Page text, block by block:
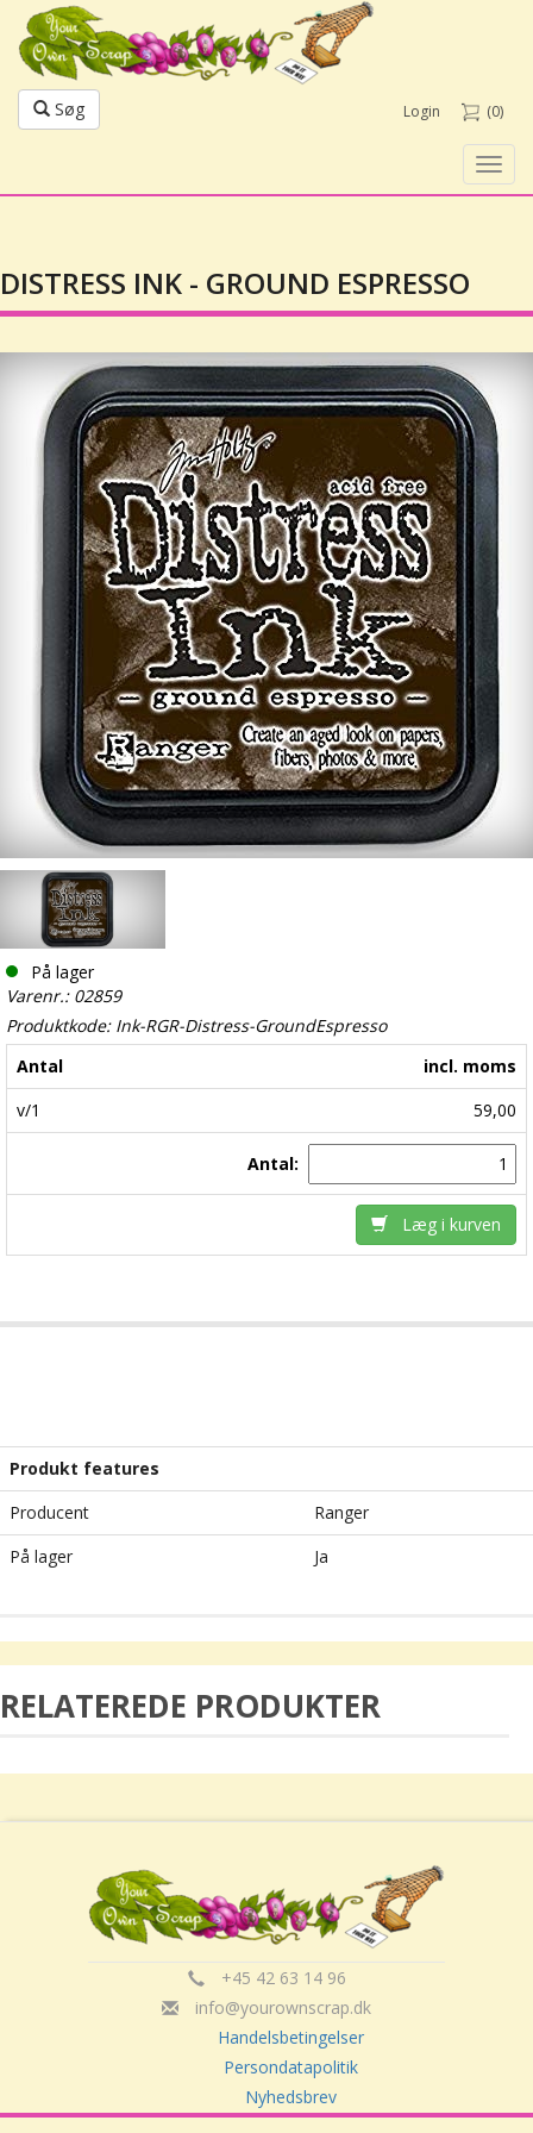
Søg Login (0)
DISTRESS INK - GROUND ESPRESSO
På lager
Varenr.: 02859
Produktkode: Ink-RGR-Distress-GroundEspresso
Antal
incl. moms
v/1
59,00
Antal:
Læg i kurven
Produkt features
Producent
Ranger
På lager
Ja
RELATEREDE PRODUKTER
+45 42 63 14 96
info@yourownscrap.dk
Handelsbetingelser
Persondatapolitik
Nyhedsbrev